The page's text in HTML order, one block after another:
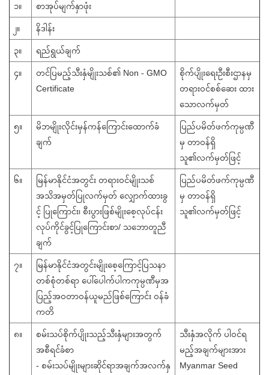
၁။ စာအုပ်မျက်နှာဖုံး
၂။ နိဒါန်း
၃။ ရည်ရွယ်ချက်
၄။
တင်ပြမည့်သီးနှံမျိုးသစ်၏ Non - GMO
Certificate
စိုက်ပျိုးရေးဦးစီးဌာနမှ
တရားဝင်စစ်ဆေး ထား
သောလက်မှတ်
၅။
မိဘမျိုးလိုင်းမှန်ကန်ကြောင်းထောက်ခံ
ချက်
ပြည်ပမိတ်ဖက်ကုမ္ပဏီ
မှ တာဝန်ရှိ
သူ၏လက်မှတ်ဖြင့်
၆။
မြန်မာနိုင်ငံအတွင်း တရားဝင်မျိုးသစ်
အသိအမှတ်ပြုလက်မှတ် လျှောက်ထားခွ
င့် ပြုကြောင်း၊ စီးပွားဖြစ်မျိုးစေ့လုပ်ငန်း
လုပ်ကိုင်ခွင့်ပြုကြောင်းစာ/ သဘောတူညီ
ချက်
ပြည်ပမိတ်ဖက်ကုမ္ပဏီ
မှ တာဝန်ရှိ
သူ၏လက်မှတ်ဖြင့်
၇။
မြန်မာနိုင်ငံအတွင်းမျိုးစေ့ကြောင့်ပြသနာ
တစ်စုံတစ်ရာ ပေါ်ပေါက်ပါကကုမ္ပဏီမှအ
ပြည့်အဝတာဝန်ယူမည်ဖြစ်ကြောင်း ဝန်ခံ
ကတိ
၈။
စမ်းသပ်စိုက်ပျိုးသည့်သီးနှံများအတွက်
အစီရင်ခံစာ
- စမ်းသပ်မျိုးများဆိုင်ရာအချက်အလက်နှ
သီးနှံအလိုက် ပါဝင်ရ
မည့်အချက်များအား
Myanmar Seed